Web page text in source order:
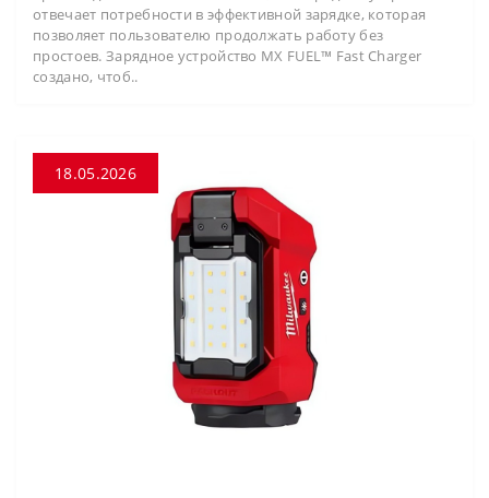
отвечает потребности в эффективной зарядке, которая
позволяет пользователю продолжать работу без
простоев. Зарядное устройство MX FUEL™ Fast Charger
создано, чтоб..
18.05.2026